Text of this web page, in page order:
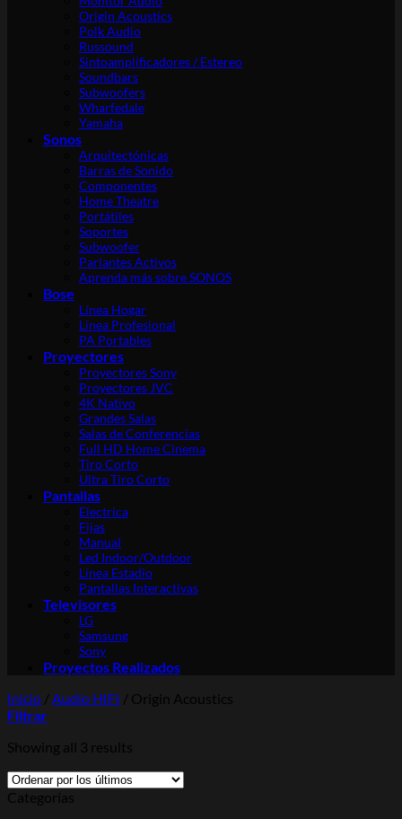
Origin Acoustics
Polk Audio
Russound
Sintoamplificadores / Estereo
Soundbars
Subwoofers
Wharfedale
Yamaha
Sonos
Arquitectónicas
Barras de Sonido
Componentes
Home Theatre
Portátiles
Soportes
Subwoofer
Parlantes Activos
Aprenda más sobre SONOS
Bose
Línea Hogar
Línea Profesional
PA Portables
Proyectores
Proyectores Sony
Proyectores JVC
4K Nativo
Grandes Salas
Salas de Conferencias
Full HD Home Cinema
Tiro Corto
Ultra Tiro Corto
Pantallas
Electrica
Fijas
Manual
Led Indoor/Outdoor
Línea Estadio
Pantallas Interactivas
Televisores
LG
Samsung
Sony
Proyectos Realizados
Inicio / Audio HIFI / Origin Acoustics
Filtrar
Showing all 3 results
Categorías